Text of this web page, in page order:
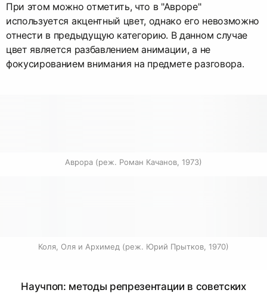
При этом можно отметить, что в "Авроре"
используется акцентный цвет, однако его невозможно
отнести в предыдущую категорию. В данном случае
цвет является разбавлением анимации, а не
фокусированием внимания на предмете разговора.
Аврора (реж. Роман Качанов, 1973)
Коля, Оля и Архимед (реж. Юрий Прытков, 1970)
Научпоп: методы репрезентации в советских